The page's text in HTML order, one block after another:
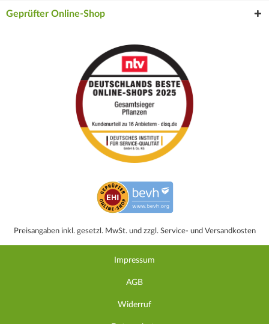
Geprüfter Online-Shop
Preisangaben inkl. gesetzl. MwSt. und zzgl. Service- und Versandkosten
Impressum
AGB
Widerruf